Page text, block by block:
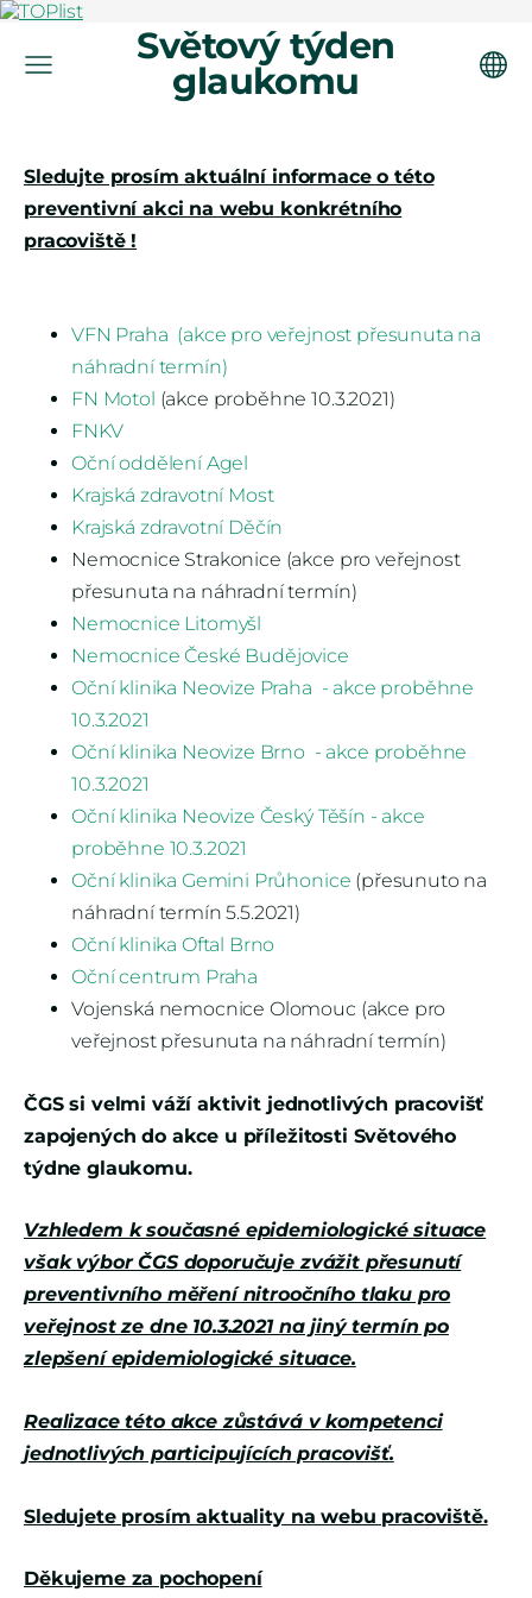
Světový týden
glaukomu
Sledujte prosím aktuální informace o této
preventivní akci na webu konkrétního
pracoviště !
VFN Praha (akce pro veřejnost přesunuta na
náhradní termín)
FN Motol (akce proběhne 10.3.2021)
FNKV
Oční oddělení Agel
Krajská zdravotní Most
Krajská zdravotní Děčín
Nemocnice Strakonice (akce pro veřejnost
přesunuta na náhradní termín)
Nemocnice Litomyšl
Nemocnice České Budějovice
Oční klinika Neovize Praha - akce proběhne
10.3.2021
Oční klinika Neovize Brno - akce proběhne
10.3.2021
Oční klinika Neovize Český Těšín - akce
proběhne 10.3.2021
Oční klinika Gemini Průhonice (přesunuto na
náhradní termín 5.5.2021)
Oční klinika Oftal Brno
Oční centrum Praha
Vojenská nemocnice Olomouc (akce pro
veřejnost přesunuta na náhradní termín)
ČGS si velmi váží aktivit jednotlivých pracovišť
zapojených do akce u příležitosti Světového
týdne glaukomu.
Vzhledem k současné epidemiologické situace
však výbor ČGS doporučuje zvážit přesunutí
preventivního měření nitroočního tlaku pro
veřejnost ze dne 10.3.2021 na jiný termín po
zlepšení epidemiologické situace.
Realizace této akce zůstává v kompetenci
jednotlivých participujících pracovišť.
Sledujete prosím aktuality na webu pracoviště.
Děkujeme za pochopení